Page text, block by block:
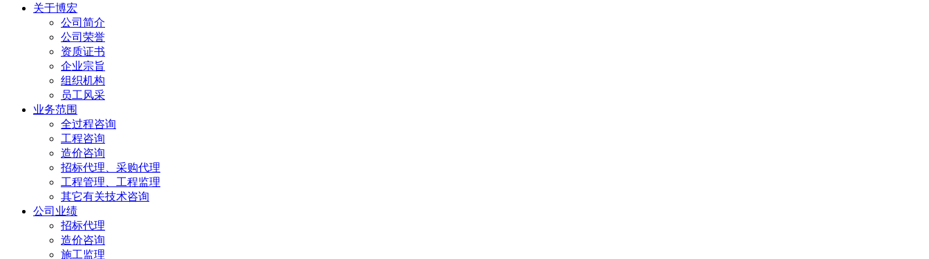
关于博宏
公司简介
公司荣誉
资质证书
企业宗旨
组织机构
员工风采
业务范围
全过程咨询
工程咨询
造价咨询
招标代理、采购代理
工程管理、工程监理
其它有关技术咨询
公司业绩
招标代理
造价咨询
施工监理